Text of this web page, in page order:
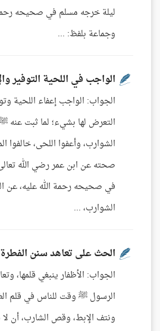
ليلة خرجه مسلم في صحيحه رحمه
وجماعة بلفظ: ...
الواجب في اللحية التوفير
الجواب: الواجب إعفاء اللحية
التعرض لها بشيء؛ لما ثبت عنه
الشوارب، وأعفوا اللحى، خالفوا
صحته عن ابن عمر رضي الله
في صحيحه رحمة الله عليه، عن
الشوارب، ...
الحث على تعاهد سنن الفطرة
الجواب: الأظفار ينبغي قلمها،
الرسول ﷺ وقت للناس في قلم
ونتف الإبط، وقص الشارب، أن